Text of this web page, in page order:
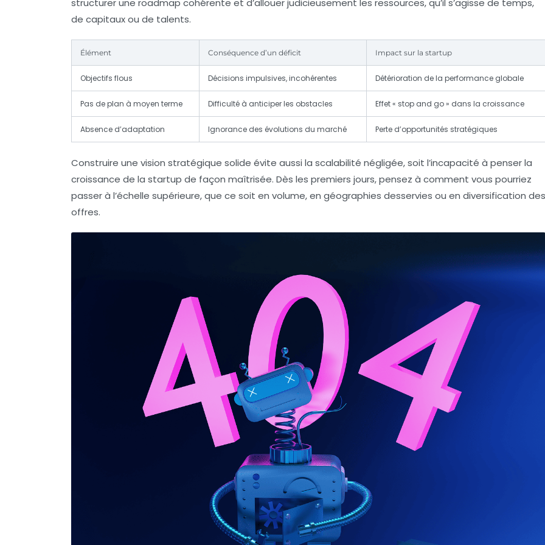
structurer une roadmap cohérente et d’allouer judicieusement les ressources, qu’il s’agisse de temps,
de capitaux ou de talents.
Élément Conséquence d’un déficit Impact sur la startup
Objectifs flous Décisions impulsives, incohérentes Détérioration de la performance globale
Pas de plan à moyen terme Difficulté à anticiper les obstacles Effet « stop and go » dans la croissance
Absence d’adaptation Ignorance des évolutions du marché Perte d’opportunités stratégiques
Construire une vision stratégique solide évite aussi la scalabilité négligée, soit l’incapacité à penser la
croissance de la startup de façon maîtrisée. Dès les premiers jours, pensez à comment vous pourriez
passer à l’échelle supérieure, que ce soit en volume, en géographies desservies ou en diversification des
offres.